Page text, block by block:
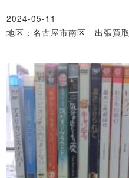
2024-05-11
地区：名古屋市南区 出張買取